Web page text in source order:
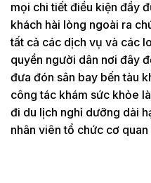
mọi chi tiết điều kiện đầy
khách hài lòng ngoài ra
tất cả các dịch vụ và các
quyền người dân nơi đây
đưa đón sân bay bến tàu
công tác khám sức khỏe
đi du lịch nghỉ dưỡng dài
nhân viên tổ chức cơ